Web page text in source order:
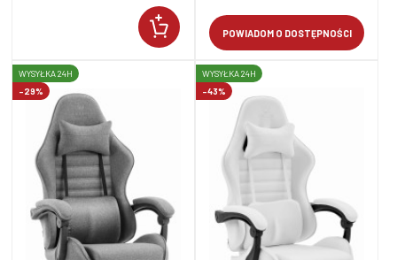
POWIADOM O DOSTĘPNOŚCI
-29%
WYSYŁKA 24H
-43%
WYSYŁKA 24H